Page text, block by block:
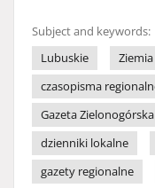
Subject and keywords:
Lubuskie
czasopisma
Gazeta Zielonogórska
dzienniki lokalne
gazety regionalne